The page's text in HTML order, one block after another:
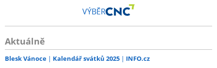
VÝBĚR
Aktuálně
Blesk Vánoce Kalendář svátků 2025 INFO.cz